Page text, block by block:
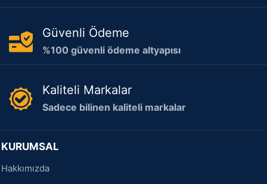
Güvenli Ödeme
%100 güvenli ödeme altyapısı
Kaliteli Markalar
Sadece bilinen kaliteli markalar
KURUMSAL
Hakkımızda